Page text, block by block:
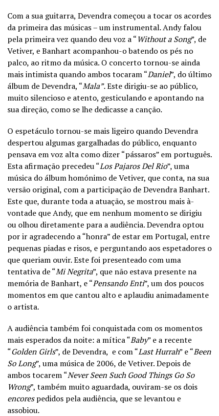
Com a sua guitarra, Devendra começou a tocar os acordes
da primeira das músicas – um instrumental. Andy falou
pela primeira vez quando deu voz a “Without a Song”, de
Vetiver, e Banhart acompanhou-o batendo os pés no
palco, ao ritmo da música. O concerto tornou-se ainda
mais intimista quando ambos tocaram “Daniel”, do último
álbum de Devendra, “Mala”. Este dirigiu-se ao público,
muito silencioso e atento, gesticulando e apontando na
sua direção, como se lhe dedicasse a canção.
O espetáculo tornou-se mais ligeiro quando Devendra
despertou algumas gargalhadas do público, enquanto
pensava em voz alta como dizer “pássaros” em português.
Esta afirmação precedeu “Los Pajaros Del Rio”, uma
música do álbum homónimo de Vetiver, que conta, na sua
versão original, com a participação de Devendra Banhart.
Este que, durante toda a atuação, se mostrou mais à-
vontade que Andy, que em nenhum momento se dirigiu
ou olhou diretamente para a audiência. Devendra optou
por ir agradecendo a “honra” de estar em Portugal, entre
pequenas piadas e risos, e perguntando aos espetadores o
que queriam ouvir. Este foi presenteado com uma
tentativa de “Mi Negrita”, que não estava presente na
memória de Banhart, e “Pensando Enti”, um dos poucos
momentos em que cantou alto e aplaudiu animadamente
o artista.
A audiência também foi conquistada com os momentos
mais esperados da noite: a mítica “Baby” e a recente
“Golden Girls”, de Devendra, e com “Last Hurrah” e “Been
So Long”, uma música de 2006, de Vetiver. Depois de
ambos tocarem “Never Seen Such Good Things Go So
Wrong”, também muito aguardada, ouviram-se os dois
encorespedidos pela audiência, que se levantou e
assobiou.